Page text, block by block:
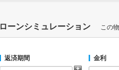
ローンシミュレーション この
返済期間 金利